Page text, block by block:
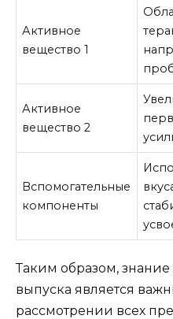
Активное
вещество 1
Активное
вещество 2
Вспомогательные
компоненты
Таким образом,
выпуска является
рассмотрении всех